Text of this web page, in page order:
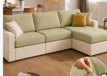
4,82 5.5K
4,82